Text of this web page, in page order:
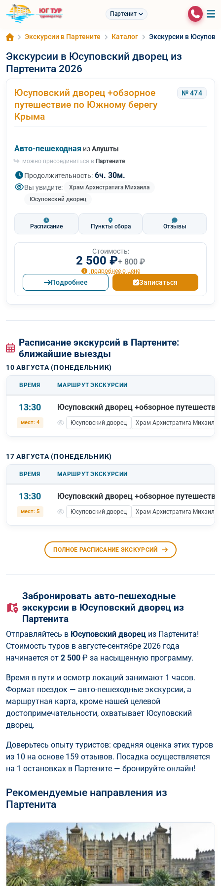
Партенит
Экскурсии в Партените Каталог Экскурсии в
Экскурсии в Юсуповский дворец из
Партенита 2026
Юсуповский дворец +обзорное
путешествие по Южному берегу
Крыма
№ 474
Авто-пешеходная изАлушты
можно присоединиться в Партените
Продолжительность: 6ч. 30м.
Вы увидите:
Храм Архистратига Михаила
Юсуповский дворец
Расписание Пункты сбора Отзывы
Стоимость:
2 500 ₽+ 800 ₽
подробнее о цене
Подробнее Записаться
Расписание экскурсий в Партените:
ближайшие выезды
10 АВГУСТА (ПОНЕДЕЛЬНИК)
ВРЕМЯ МАРШРУТ ЭКСКУРСИИ
13:30
мест: 4
Юсуповский дворец +обзорное
Юсуповский дворец Храм Архистратига Михаила
17 АВГУСТА (ПОНЕДЕЛЬНИК)
ВРЕМЯ МАРШРУТ ЭКСКУРСИИ
13:30
мест: 5
Юсуповский дворец +обзорное
Юсуповский дворец Храм Архистратига Михаила
ПОЛНОЕ РАСПИСАНИЕ ЭКСКУРСИЙ
Забронировать авто-пешеходные
экскурсии в Юсуповский дворец из
Партенита
Отправляйтесь в Юсуповский дворец из Партенита!
Стоимость туров в августе-сентябре 2026 года
начинается от 2 500 ₽ за насыщенную программу.
Время в пути и осмотр локаций занимают 1 часов.
Формат поездок — авто-пешеходные экскурсии, а
маршрутная карта, кроме нашей целевой
достопримечательности, охватывает Юсуповский
дворец.
Доверьтесь опыту туристов: средняя оценка этих туров
из 10 на основе 159 отзывов. Посадка осуществляется
на 1 остановках в Партените — бронируйте онлайн!
Рекомендуемые направления из
Партенита